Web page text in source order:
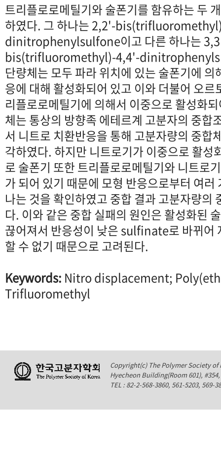
트리플로로메틸기와 술폰기를 함유하는 두
하였다. 그 하나는 2,2'-
dinitrophenylsulfone이고 다른 하나는
bis(trifluoromethyl)-4,4'-
단량체는 모두 파라 위치에 있는 술폰기에
응에 대해 활성화되어 있고 이와 더불어 오
리플로로메틸기에 의해서 이중으로 활성화
체는 통상의 방향족 에테르계 고분자의 중합
서 니트로 치환반응을 통해 고분자량의 중합
각하였다. 하지만 니트로기가 이중으로 활성
로 술폰기 또한 트리플로로메틸기와 니트로
가 되어 있기 때문에 모형 반응으로부터 여
나는 것을 확인하였고 중합 결과 고분자량의
다. 이와 같은 중합 실패의 원인은 활성화된
끊어져서 반응성이 낮은 sulfinate로 바뀌어
할 수 없기 때문으로 고려된다.
Keywords: Nitro displacement;
Trifluoromethyl
Copyright(c) The Polymer Society of
Hyecheon Building(Room 601),
TEL : 82-2-568-3860, 561-5203,